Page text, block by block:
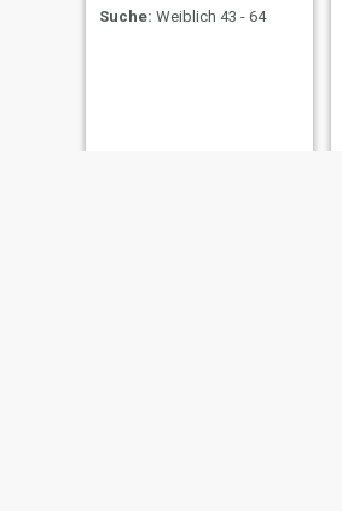
Suche: Weiblich 43 - 64